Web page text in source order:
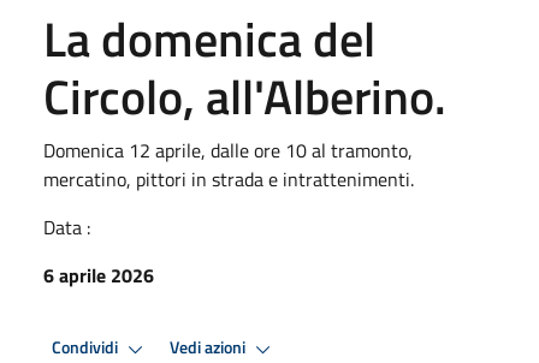
La domenica del
Circolo, all'Alberino.
Domenica 12 aprile, dalle ore 10 al tramonto,
mercatino, pittori in strada e intrattenimenti.
Data :
6 aprile 2026
Condividi Vedi azioni